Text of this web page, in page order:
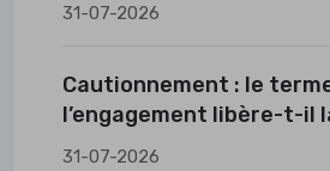
31-07-2026
Cautionnement : le
l’engagement libère-t-il
31-07-2026